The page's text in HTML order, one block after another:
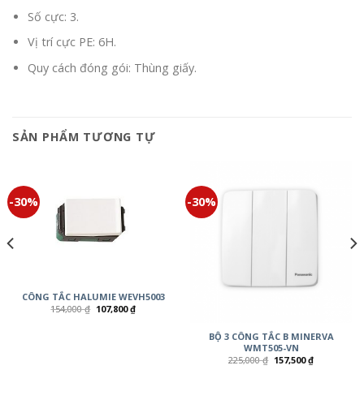
Số cực: 3.
Vị trí cực PE: 6H.
Quy cách đóng gói: Thùng giấy.
SẢN PHẨM TƯƠNG TỰ
-30%
CÔNG TẮC HALUMIE WEVH5003
154,000₫ 107,800₫
-30%
BỘ 3 CÔNG TẮC B MINERVA
WMT505-VN
225,000₫ 157,500₫